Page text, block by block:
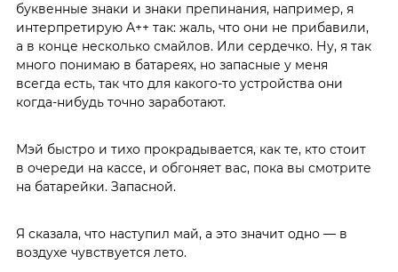
буквенные знаки и знаки препинания, например, я
интерпретирую A++ так: жаль, что они не прибавили,
а в конце несколько смайлов. Или сердечко. Ну, я так
много понимаю в батареях, но запасные у меня
всегда есть, так что для какого-то устройства они
когда-нибудь точно заработают.
Мэй быстро и тихо прокрадывается, как те, кто стоит
в очереди на кассе, и обгоняет вас, пока вы смотрите
на батарейки. Запасной.
Я сказала, что наступил май, а это значит одно — в
воздухе чувствуется лето.